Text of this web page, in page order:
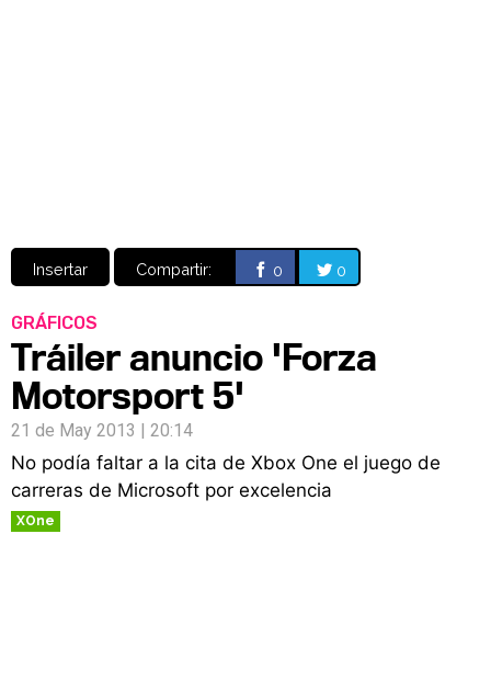
Insertar Compartir: 0 0
GRÁFICOS
Tráiler anuncio 'Forza
Motorsport 5'
21 de May 2013 | 20:14
No podía faltar a la cita de Xbox One el juego de
carreras de Microsoft por excelencia
XOne